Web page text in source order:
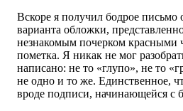
Вскоре я получил бодрое письмо
варианта обложки,
незнакомым почерком красными
пометка. Я никак не мог
написано: не то «глупо», не то
не одно и то же. Единственное,
вроде подписи, начинающейся с